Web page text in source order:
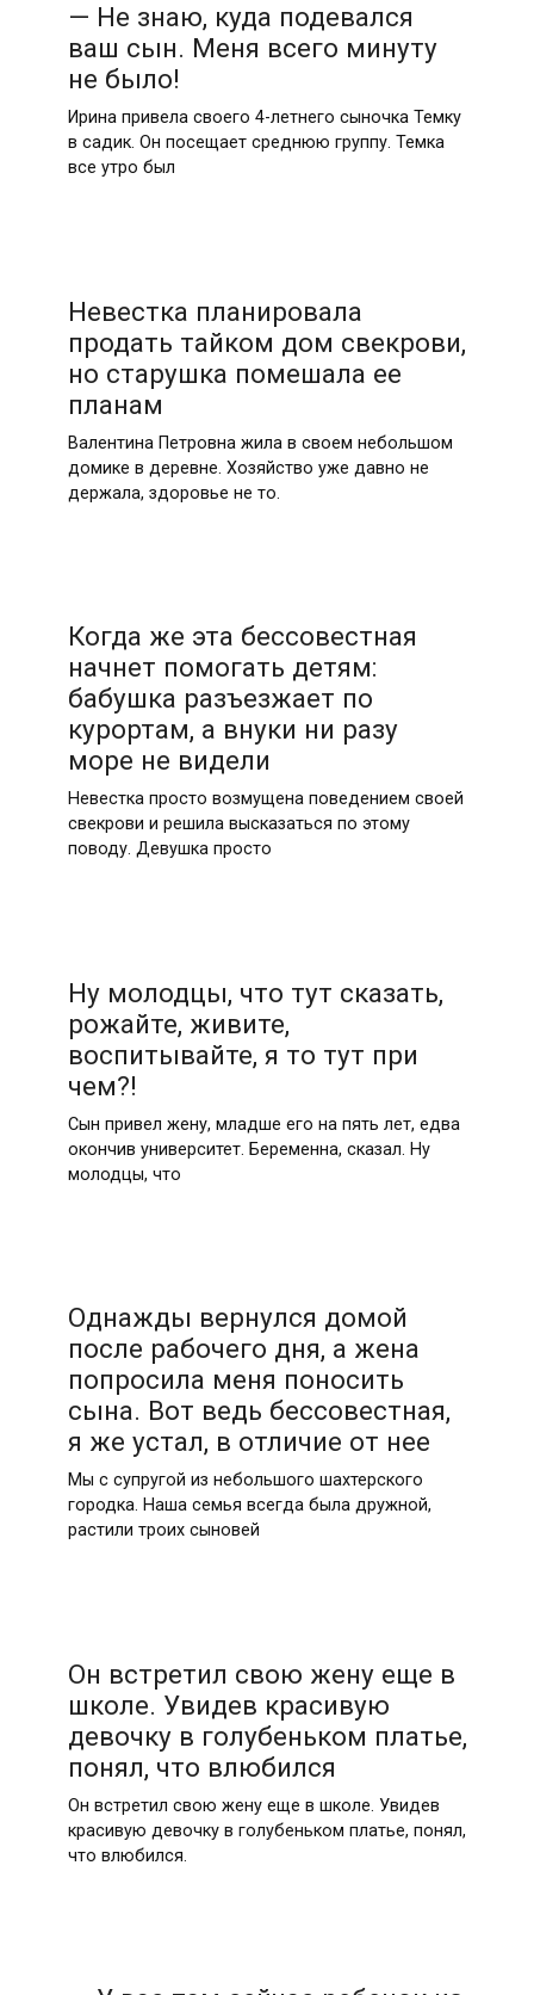
— Не знаю, куда подевался
ваш сын. Меня всего минуту
не было!
Ирина привела своего 4-летнего сыночка Темку
в садик. Он посещает среднюю группу. Темка
все утро был
Невестка планировала
продать тайком дом свекрови,
но старушка помешала ее
планам
Валентина Петровна жила в своем небольшом
домике в деревне. Хозяйство уже давно не
держала, здоровье не то.
Когда же эта бессовестная
начнет помогать детям:
бабушка разъезжает по
курортам, а внуки ни разу
море не видели
Невестка просто возмущена поведением своей
свекрови и решила высказаться по этому
поводу. Девушка просто
Ну молодцы, что тут сказать,
рожайте, живите,
воспитывайте, я то тут при
чем?!
Сын привел жену, младше его на пять лет, едва
окончив университет. Беременна, сказал. Ну
молодцы, что
Однажды вернулся домой
после рабочего дня, а жена
попросила меня поносить
сына. Вот ведь бессовестная,
я же устал, в отличие от нее
Мы с супругой из небольшого шахтерского
городка. Наша семья всегда была дружной,
растили троих сыновей
Он встретил свою жену еще в
школе. Увидев красивую
девочку в голубеньком платье,
понял, что влюбился
Он встретил свою жену еще в школе. Увидев
красивую девочку в голубеньком платье, понял,
что влюбился.